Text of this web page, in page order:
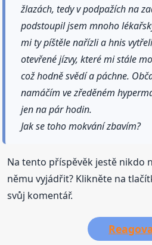
žlazách, tedy v podpažích na
podstoupil jsem mnoho
mi ty píštěle nařízli a hnis
otevřené jízvy, které mi stále
což hodně svědí a páchne.
namáčím ve zředěném
jen na pár hodin.
Jak se toho mokvání zbavím?
Na tento příspěvěk jestě nikdo
němu vyjádřit? Klikněte na
svůj komentář.